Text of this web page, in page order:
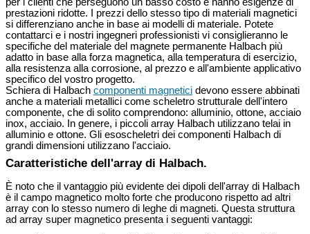
prestazioni ridotte. I prezzi dello stesso tipo di materiali magnetici
si differenziano anche in base ai modelli di materiale. Potete
contattarci e i nostri ingegneri professionisti vi consiglieranno le
specifiche del materiale del magnete permanente Halbach più
adatto in base alla forza magnetica, alla temperatura di esercizio,
alla resistenza alla corrosione, al prezzo e all'ambiente applicativo
specifico del vostro progetto.
Schiera di Halbach componenti magnetici devono essere abbinati
anche a materiali metallici come scheletro strutturale dell'intero
componente, che di solito comprendono: alluminio, ottone, acciaio
inox, acciaio. In genere, i piccoli array Halbach utilizzano telai in
alluminio e ottone. Gli esoscheletri dei componenti Halbach di
grandi dimensioni utilizzano l'acciaio.
Caratteristiche dell'array di Halbach.
È noto che il vantaggio più evidente dei dipoli dell'array di Halbach
è il campo magnetico molto forte che producono rispetto ad altri
array con lo stesso numero di leghe di magneti. Questa struttura
ad array super magnetico presenta i seguenti vantaggi: